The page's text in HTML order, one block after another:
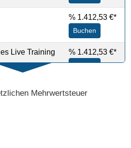
% 1.412,53 €*
Buchen
Live Training % 1.412,53 €*
Buchen
Mehrwertsteuer